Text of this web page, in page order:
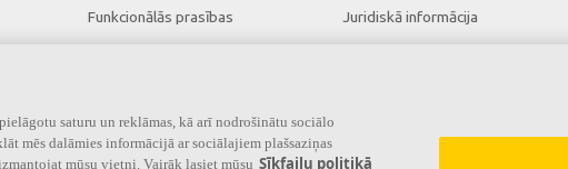
Funkcionālās prasības Juridiskā informācija
saturu un reklāmas, kā arī nodrošinātu sociālo
mēs dalāmies informācijā ar sociālajiem plašsaziņas
mūsu vietni. Vairāk lasiet mūsu Sīkfailu politikā